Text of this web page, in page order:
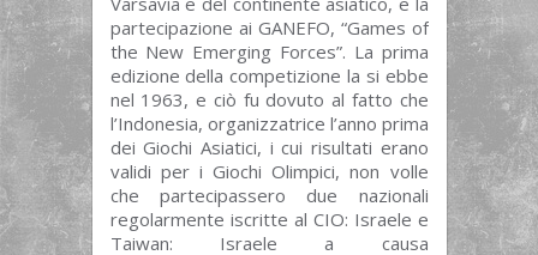
partecipazione ai GANEFO, “Games of
the New Emerging Forces”. La prima
edizione della competizione la si ebbe
nel 1963, e ciò fu dovuto al fatto che
l’Indonesia, organizzatrice l’anno prima
dei Giochi Asiatici, i cui risultati erano
validi per i Giochi Olimpici, non volle
che partecipassero due nazionali
regolarmente iscritte al CIO: Israele e
Taiwan: Israele a causa